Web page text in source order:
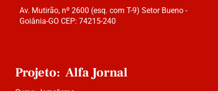
Av. Mutirão, nº 2600 (esq. com T-9) Setor Bueno -
Goiânia-GO CEP: 74215-240
Projeto: Alfa Jornal